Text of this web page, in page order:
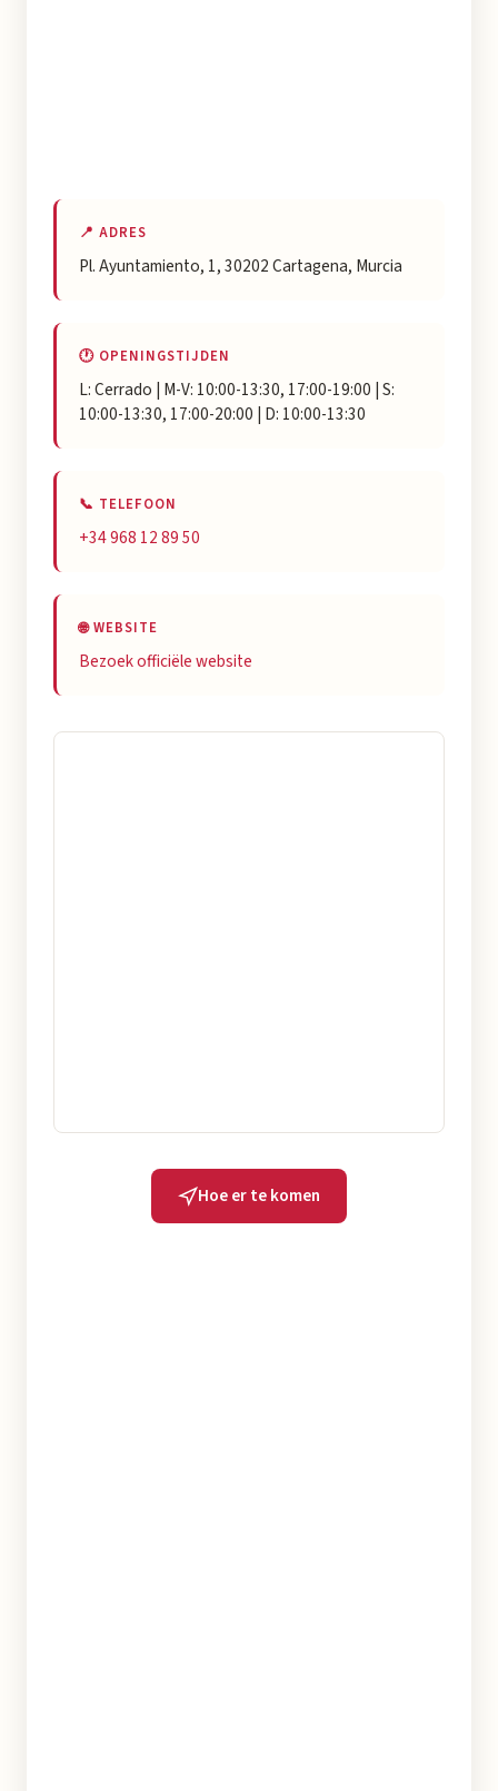
📍 ADRES
Pl. Ayuntamiento, 1, 30202 Cartagena, Murcia
🕐 OPENINGSTIJDEN
L: Cerrado | M-V: 10:00-13:30, 17:00-19:00 | S:
10:00-13:30, 17:00-20:00 | D: 10:00-13:30
📞 TELEFOON
+34 968 12 89 50
🌐 WEBSITE
Bezoek officiële website
Hoe er te komen